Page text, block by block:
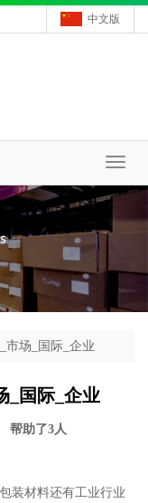
中文版
市场_国际_企业
_国际_企业
帮助了3人
装材料还有工业行业